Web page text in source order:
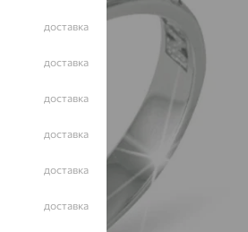
доставка
доставка
доставка
доставка
доставка
доставка